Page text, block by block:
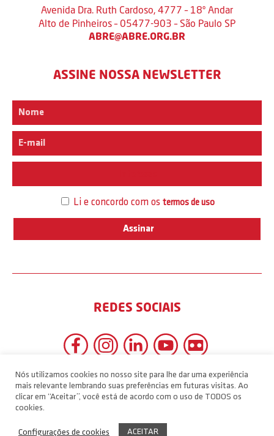
Avenida Dra. Ruth Cardoso, 4777 – 18º Andar
Alto de Pinheiros – 05477-903 – São Paulo SP
ABRE@ABRE.ORG.BR
ASSINE NOSSA NEWSLETTER
Li e concordo com os termos de uso
REDES SOCIAIS
Nós utilizamos cookies no nosso site para lhe dar uma experiência
mais relevante lembrando suas preferências em futuras visitas. Ao
clicar em “Aceitar”, você está de acordo com o uso de TODOS os
cookies.
Configurações de cookies ACEITAR